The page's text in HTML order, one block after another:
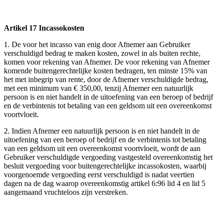
Artikel 17 Incassokosten
1. De voor het incasso van enig door Afnemer aan Gebruiker
verschuldigd bedrag te maken kosten, zowel in als buiten rechte,
komen voor rekening van Afnemer. De voor rekening van Afnemer
komende buitengerechtelijke kosten bedragen, ten minste 15% van
het met inbegrip van rente, door de Afnemer verschuldigde bedrag,
met een minimum van € 350,00, tenzij Afnemer een natuurlijk
persoon is en niet handelt in de uitoefening van een beroep of bedrijf
en de verbintenis tot betaling van een geldsom uit een overeenkomst
voortvloeit.
2. Indien Afnemer een natuurlijk persoon is en niet handelt in de
uitoefening van een beroep of bedrijf en de verbintenis tot betaling
van een geldsom uit een overeenkomst voortvloeit, wordt de aan
Gebruiker verschuldigde vergoeding vastgesteld overeenkomstig het
besluit vergoeding voor buitengerechtelijke incassokosten, waarbij
voorgenoemde vergoeding eerst verschuldigd is nadat veertien
dagen na de dag waarop overeenkomstig artikel 6:96 lid 4 en lid 5
aangemaand vruchteloos zijn verstreken.